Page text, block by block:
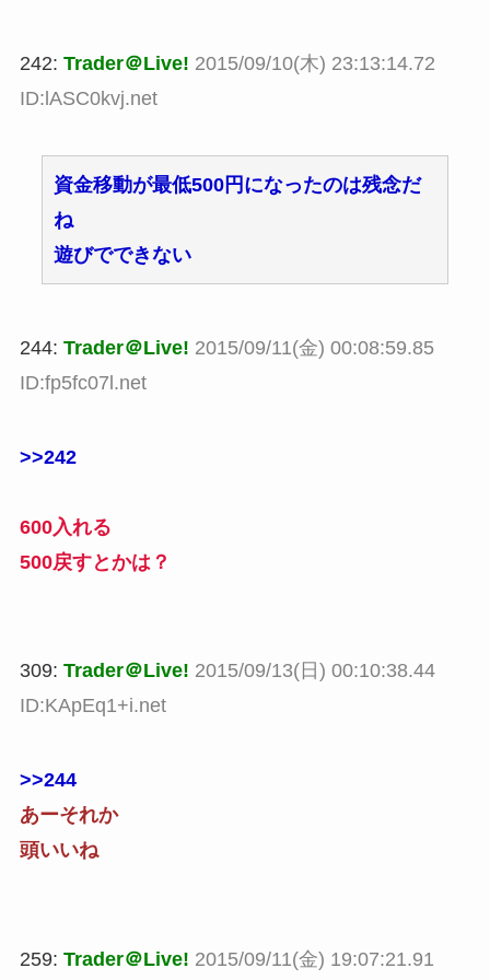
242: Trader＠Live! 2015/09/10(木) 23:13:14.72
ID:lASC0kvj.net
資金移動が最低500円になったのは残念だ
ね
遊びでできない
244: Trader＠Live! 2015/09/11(金) 00:08:59.85
ID:fp5fc07l.net
>>242
600入れる
500戻すとかは？
309: Trader＠Live! 2015/09/13(日) 00:10:38.44
ID:KApEq1+i.net
>>244
あーそれか
頭いいね
259: Trader＠Live! 2015/09/11(金) 19:07:21.91